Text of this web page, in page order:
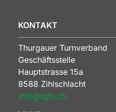
KONTAKT
Thurgauer Turnverband
Geschäftsstelle
Hauptstrasse 15a
8588 Zihlschlacht
info@tgtv.ch